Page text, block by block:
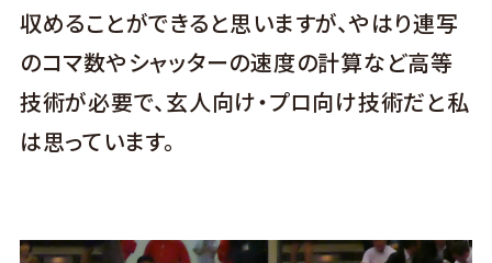
収めることができると思いますが、やはり連写
のコマ数やシャッターの速度の計算など高等
技術が必要で、玄人向け・プロ向け技術だと私
は思っています。